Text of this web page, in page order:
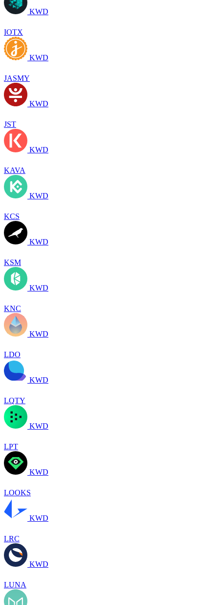
KWD
IOTX
KWD
JASMY
KWD
JST
KWD
KAVA
KWD
KCS
KWD
KSM
KWD
KNC
KWD
LDO
KWD
LQTY
KWD
LPT
KWD
LOOKS
KWD
LRC
KWD
LUNA